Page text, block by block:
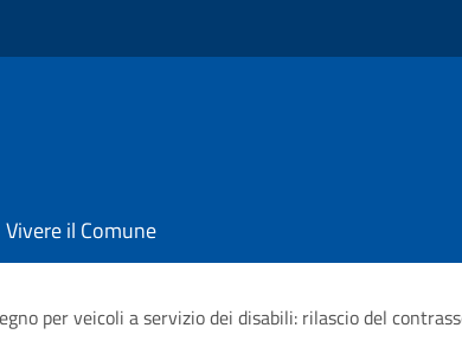
Vivere il Comune
per veicoli a servizio dei disabili: rilascio del